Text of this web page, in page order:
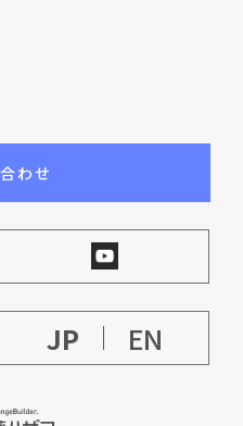
わせ
JP EN